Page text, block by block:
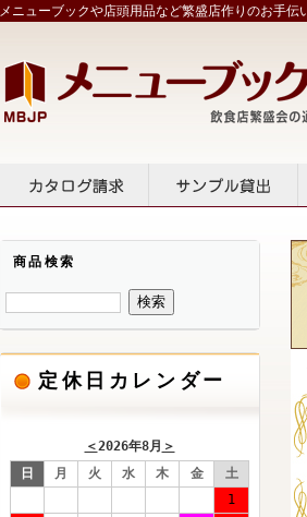
メニューブックや店頭用品など繁盛店作りのお手
商品検索
定休日カレンダー
＜2026年8月 ＞
日
月 火 水 木 金
土
1